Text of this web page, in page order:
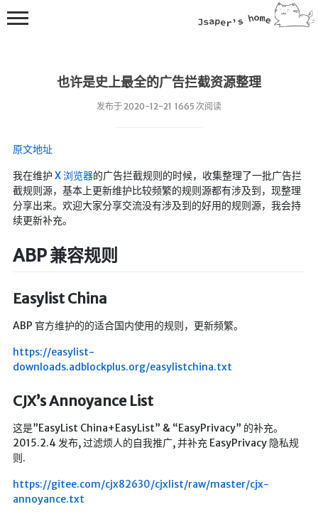
也许是史上最全的广告拦截资源整理
发布于 2020-12-21 1665 次阅读
原文地址
我在维护 X 浏览器的广告拦截规则的时候，收集整理了一批广告拦
截规则源，基本上更新维护比较频繁的规则源都有涉及到，现整理
分享出来。欢迎大家分享交流没有涉及到的好用的规则源，我会持
续更新补充。
ABP 兼容规则
Easylist China
ABP 官方维护的的适合国内使用的规则，更新频繁。
https://easylist-
downloads.adblockplus.org/easylistchina.txt
CJX’s Annoyance List
这是”EasyList China+EasyList” & “EasyPrivacy” 的补充。
2015.2.4 发布, 过滤烦人的自我推广, 并补充 EasyPrivacy 隐私规
则.
https://gitee.com/cjx82630/cjxlist/raw/master/cjx-
annoyance.txt
bing壁纸
🔥排行榜
综合导航
鱼塘热榜
航拍全景
暗网导航
网页代理
网页代理备用
🎬在线影视